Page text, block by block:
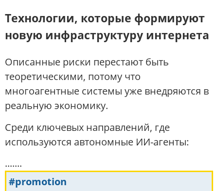
Технологии, которые формируют
новую инфраструктуру интернета
Описанные риски перестают быть
теоретическими, потому что
многоагентные системы уже внедряются в
реальную экономику.
Среди ключевых направлений, где
используются автономные ИИ-агенты:
.......
#promotion